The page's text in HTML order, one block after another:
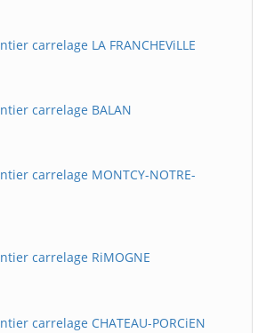
carrelage LA FRANCHEViLLE
carrelage BALAN
carrelage MONTCY-NOTRE-
carrelage RiMOGNE
carrelage CHATEAU-PORCiEN